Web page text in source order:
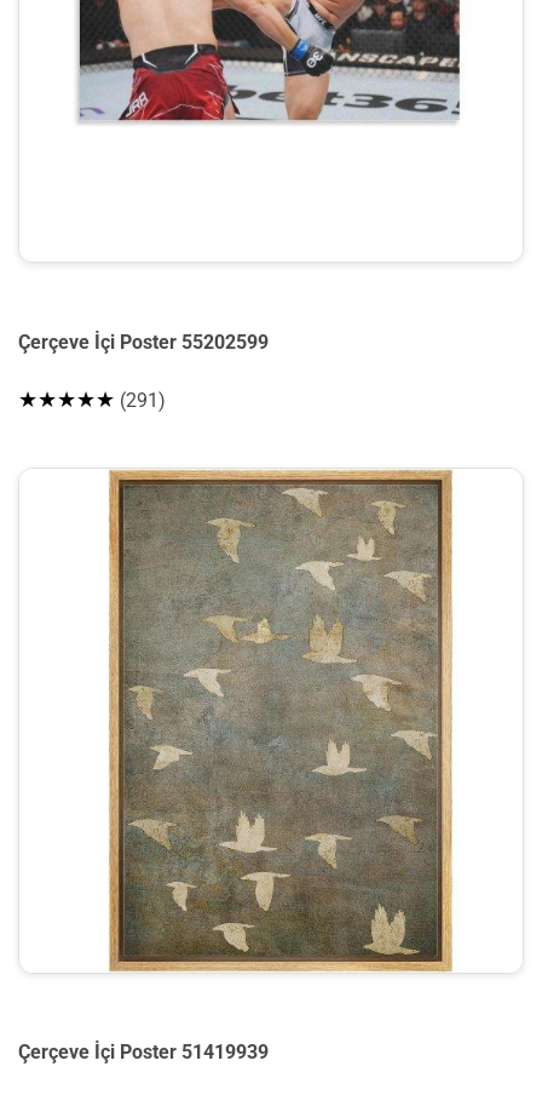
Çerçeve İçi Poster 55202599
★★★★★ (291)
Çerçeve İçi Poster 51419939